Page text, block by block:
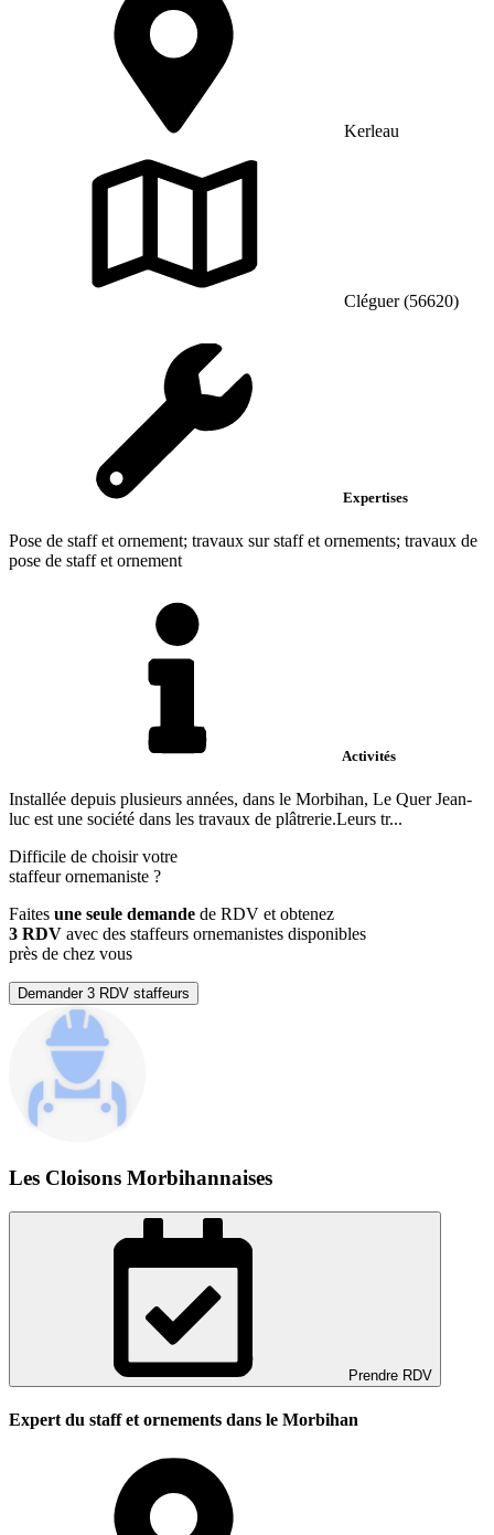
Kerleau
Cléguer (56620)
Expertises
Pose de staff et ornement; travaux sur staff et ornements; travaux de
pose de staff et ornement
Activités
Installée depuis plusieurs années, dans le Morbihan, Le Quer Jean-
luc est une société dans les travaux de plâtrerie.Leurs tr...
Difficile de choisir votre
staffeur ornemaniste ?
Faites une seule demande de RDV et obtenez
3 RDV avec des staffeurs ornemanistes disponibles
près de chez vous
Demander 3 RDV staffeurs
Les Cloisons Morbihannaises
Prendre RDV
Expert du staff et ornements dans le Morbihan